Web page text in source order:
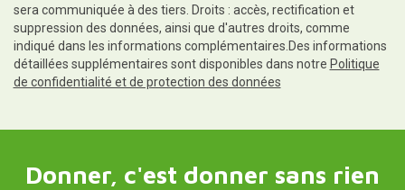
sera communiquée à des tiers. Droits : accès, rectification et
suppression des données, ainsi que d'autres droits, comme
indiqué dans les informations complémentaires.Des informations
détaillées supplémentaires sont disponibles dans notre Politique
de confidentialité et de protection des données
Donner, c'est donner sans rien